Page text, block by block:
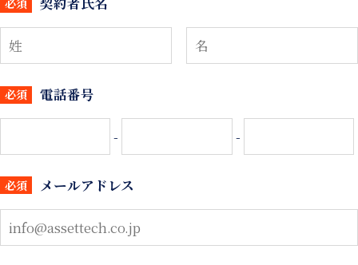
必須
必須 電話番号
- -
必須 メールアドレス